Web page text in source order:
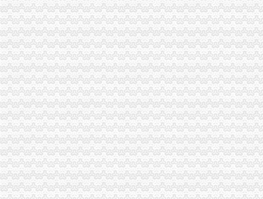
三星N719（宽带+手机）电信版手机_三星N719（宽带+手机）怎么样_
中国公布8大新闻敲诈典型案件8名记者被注销记者证_新闻中心_中国网
全许办文件--产品质量监督司